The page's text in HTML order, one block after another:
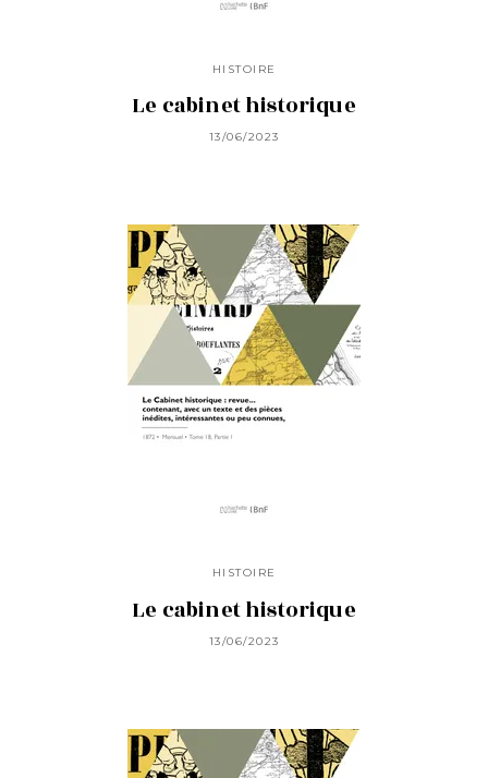
HISTOIRE
Le cabinet historique
13/06/2023
HISTOIRE
Le cabinet historique
13/06/2023